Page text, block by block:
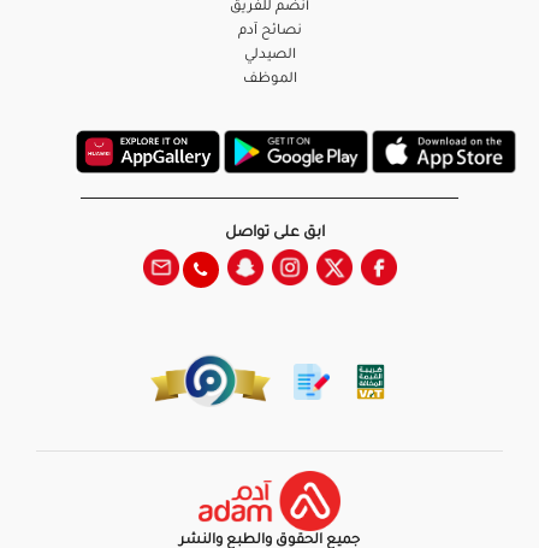
أنضم للفريق
نصائح آدم
الصيدلي
الموظف
ابق على تواصل
جميع الحقوق والطبع والنشر